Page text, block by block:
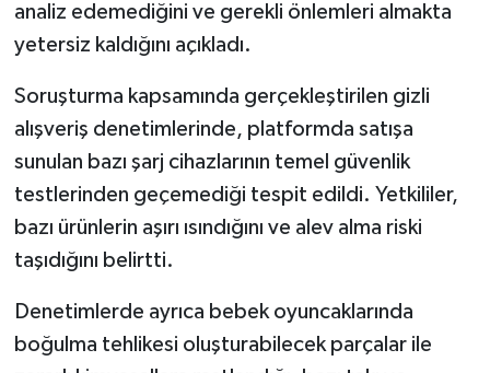
analiz edemediğini ve gerekli önlemleri almakta
yetersiz kaldığını açıkladı.
Soruşturma kapsamında gerçekleştirilen gizli
alışveriş denetimlerinde, platformda satışa
sunulan bazı şarj cihazlarının temel güvenlik
testlerinden geçemediği tespit edildi. Yetkililer,
bazı ürünlerin aşırı ısındığını ve alev alma riski
taşıdığını belirtti.
Denetimlerde ayrıca bebek oyuncaklarında
boğulma tehlikesi oluşturabilecek parçalar ile